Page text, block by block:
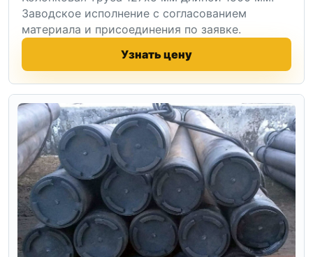
Заводское исполнение с согласованием
материала и присоединения по заявке.
Узнать цену